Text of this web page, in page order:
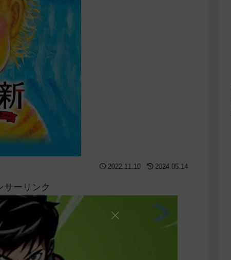
2022.11.10 2024.05.14
サーリンク